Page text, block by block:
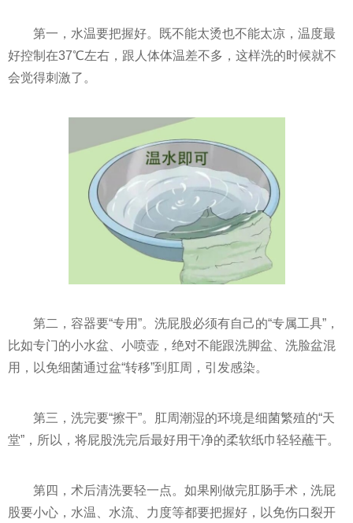
第一，水温要把握好。既不能太烫也不能太凉，温度最
好控制在37℃左右，跟人体体温差不多，这样洗的时候就不
会觉得刺激了。
第二，容器要“专用”。洗屁股必须有自己的“专属工具”，
比如专门的小水盆、小喷壶，绝对不能跟洗脚盆、洗脸盆混
用，以免细菌通过盆“转移”到肛周，引发感染。
第三，洗完要“擦干”。肛周潮湿的环境是细菌繁殖的“天
堂”，所以，将屁股洗完后最好用干净的柔软纸巾轻轻蘸干。
第四，术后清洗要轻一点。如果刚做完肛肠手术，洗屁
股要小心，水温、水流、力度等都要把握好，以免伤口裂开